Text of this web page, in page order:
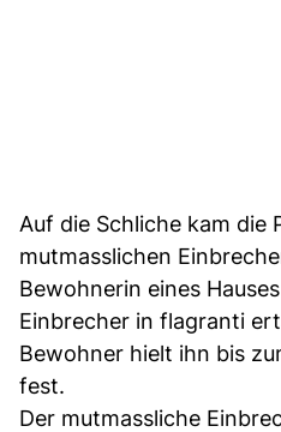
Auf die Schliche kam die
mutmasslichen
Bewohnerin eines
Einbrecher in flagranti
Bewohner hielt ihn bis
fest.
Der mutmassliche